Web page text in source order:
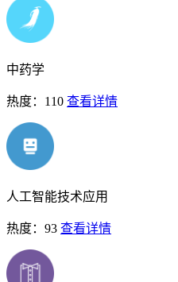
中药学
热度：110 查看详情
人工智能技术应用
热度：93 查看详情